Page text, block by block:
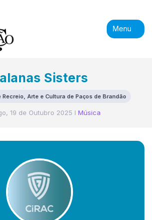
Menu
Sisters
Recreio, Arte e Cultura de Paços de Brandão
19 de Outubro 2025 I Música